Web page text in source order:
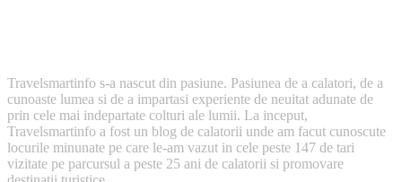
Travelsmartinfo s-a nascut din pasiune. Pasiunea de a calatori, de a
cunoaste lumea si de a impartasi experiente de neuitat adunate de
prin cele mai indepartate colturi ale lumii. La inceput,
Travelsmartinfo a fost un blog de calatorii unde am facut cunoscute
locurile minunate pe care le-am vazut in cele peste 147 de tari
vizitate pe parcursul a peste 25 ani de calatorii si promovare